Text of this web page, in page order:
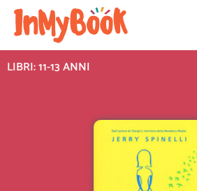
Vai
contenuto
LIBRI: 11-13 ANNI